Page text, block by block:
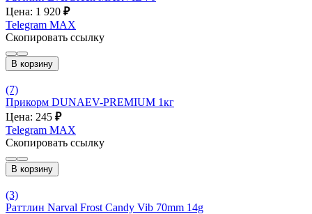
Цена: 1 920 ₽
Telegram MAX
Скопировать ссылку
В корзину
(7)
Прикорм DUNAEV-PREMIUM 1кг
Цена: 245 ₽
Telegram MAX
Скопировать ссылку
В корзину
(3)
Раттлин Narval Frost Candy Vib 70mm 14g